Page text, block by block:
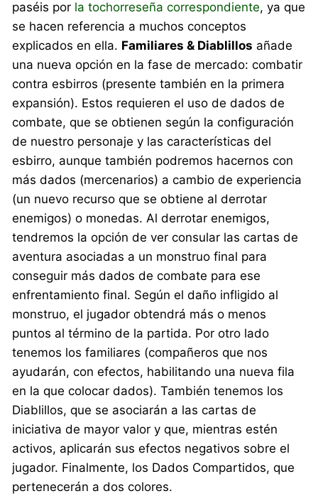
paséis por la tochorreseña correspondiente, ya que
se hacen referencia a muchos conceptos
explicados en ella. Familiares & Diablillos añade
una nueva opción en la fase de mercado: combatir
contra esbirros (presente también en la primera
expansión). Estos requieren el uso de dados de
combate, que se obtienen según la configuración
de nuestro personaje y las características del
esbirro, aunque también podremos hacernos con
más dados (mercenarios) a cambio de experiencia
(un nuevo recurso que se obtiene al derrotar
enemigos) o monedas. Al derrotar enemigos,
tendremos la opción de ver consular las cartas de
aventura asociadas a un monstruo final para
conseguir más dados de combate para ese
enfrentamiento final. Según el daño infligido al
monstruo, el jugador obtendrá más o menos
puntos al término de la partida. Por otro lado
tenemos los familiares (compañeros que nos
ayudarán, con efectos, habilitando una nueva fila
en la que colocar dados). También tenemos los
Diablillos, que se asociarán a las cartas de
iniciativa de mayor valor y que, mientras estén
activos, aplicarán sus efectos negativos sobre el
jugador. Finalmente, los Dados Compartidos, que
pertenecerán a dos colores.